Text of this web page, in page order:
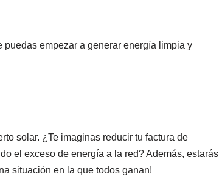
empezar a generar energía limpia y
solar. ¿Te imaginas reducir tu factura de
el exceso de energía a la red? Además, estarás
situación en la que todos ganan!